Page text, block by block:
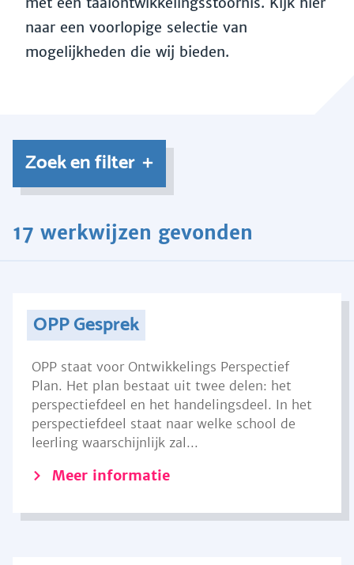
naar een voorlopige selectie van
mogelijkheden die wij bieden.
Zoek en filter
17 werkwijzen gevonden
OPP Gesprek
OPP staat voor Ontwikkelings Perspectief
Plan. Het plan bestaat uit twee delen: het
perspectiefdeel en het handelingsdeel. In het
perspectiefdeel staat naar welke school de
leerling waarschijnlijk zal...
Meer informatie